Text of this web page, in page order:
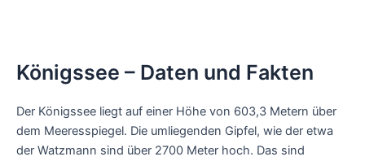
Königssee – Daten und Fakten
Der Königssee liegt auf einer Höhe von 603,3 Metern über
dem Meeresspiegel. Die umliegenden Gipfel, wie der etwa
der Watzmann sind über 2700 Meter hoch. Das sind